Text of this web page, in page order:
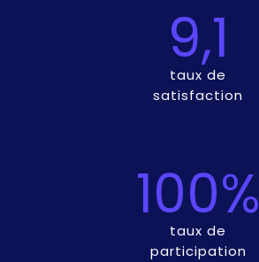
9,1
taux de
satisfaction
100%
taux de
participation